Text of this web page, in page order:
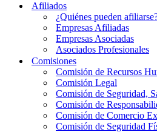
Afiliados
¿Quiénes pueden
Empresas Afiliadas
Empresas Asociadas
Asociados Profesionales
Comisiones
Comisión de Recursos
Comisión Legal
Comisión de Seguridad,
Comisión de
Comisión de Comercio
Comisión de Seguridad